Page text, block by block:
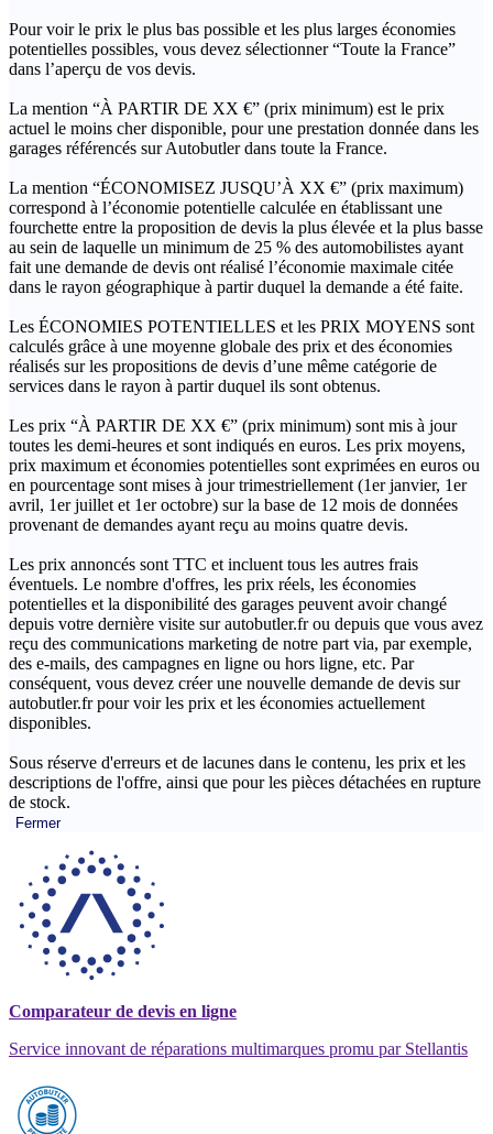
Pour voir le prix le plus bas possible et les plus larges économies
potentielles possibles, vous devez sélectionner “Toute la France”
dans l’aperçu de vos devis.
La mention “À PARTIR DE XX €” (prix minimum) est le prix
actuel le moins cher disponible, pour une prestation donnée dans les
garages référencés sur Autobutler dans toute la France.
La mention “ÉCONOMISEZ JUSQU’À XX €” (prix maximum)
correspond à l’économie potentielle calculée en établissant une
fourchette entre la proposition de devis la plus élevée et la plus basse
au sein de laquelle un minimum de 25 % des automobilistes ayant
fait une demande de devis ont réalisé l’économie maximale citée
dans le rayon géographique à partir duquel la demande a été faite.
Les ÉCONOMIES POTENTIELLES et les PRIX MOYENS sont
calculés grâce à une moyenne globale des prix et des économies
réalisés sur les propositions de devis d’une même catégorie de
services dans le rayon à partir duquel ils sont obtenus.
Les prix “À PARTIR DE XX €” (prix minimum) sont mis à jour
toutes les demi-heures et sont indiqués en euros. Les prix moyens,
prix maximum et économies potentielles sont exprimées en euros ou
en pourcentage sont mises à jour trimestriellement (1er janvier, 1er
avril, 1er juillet et 1er octobre) sur la base de 12 mois de données
provenant de demandes ayant reçu au moins quatre devis.
Les prix annoncés sont TTC et incluent tous les autres frais
éventuels. Le nombre d'offres, les prix réels, les économies
potentielles et la disponibilité des garages peuvent avoir changé
depuis votre dernière visite sur autobutler.fr ou depuis que vous avez
reçu des communications marketing de notre part via, par exemple,
des e-mails, des campagnes en ligne ou hors ligne, etc. Par
conséquent, vous devez créer une nouvelle demande de devis sur
autobutler.fr pour voir les prix et les économies actuellement
disponibles.
Sous réserve d'erreurs et de lacunes dans le contenu, les prix et les
descriptions de l'offre, ainsi que pour les pièces détachées en rupture
de stock.
Fermer
Comparateur de devis en ligne
Service innovant de réparations multimarques promu par Stellantis